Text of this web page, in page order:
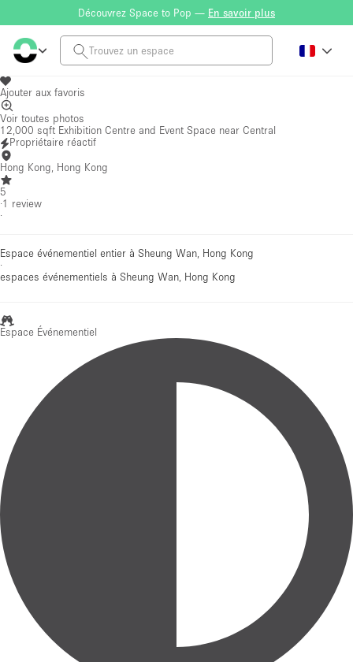
Découvrez Space to Pop — En savoir plus
Ajouter aux favoris
Voir toutes photos
12,000 sqft Exhibition Centre and Event Space near Central
Propriétaire réactif
Hong Kong, Hong Kong
5
·1 review
·
Espace événementiel entier à Sheung Wan, Hong Kong
·
espaces événementiels à Sheung Wan, Hong Kong
Espace Événementiel